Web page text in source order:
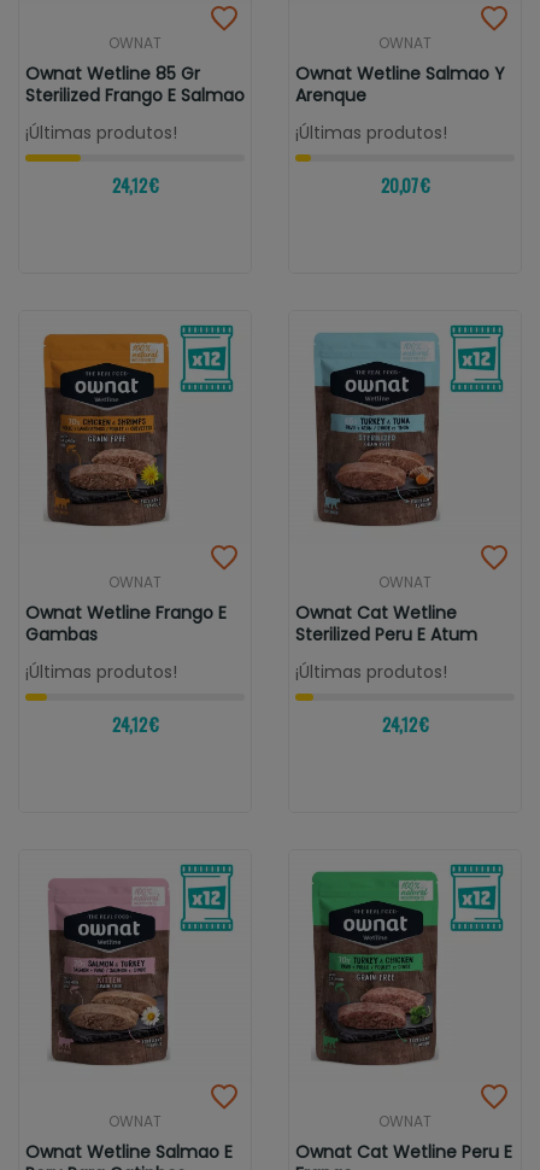
OWNAT
Ownat Wetline 85 Gr
Sterilized Frango E Salmao
¡Últimas produtos!
24,12 €
OWNAT
Ownat Wetline Salmao Y
Arenque
¡Últimas produtos!
20,07 €
OWNAT
Ownat Wetline Frango E
Gambas
¡Últimas produtos!
24,12 €
OWNAT
Ownat Cat Wetline
Sterilized Peru E Atum
¡Últimas produtos!
24,12 €
OWNAT
Ownat Wetline Salmao E
OWNAT
Ownat Cat Wetline Peru E